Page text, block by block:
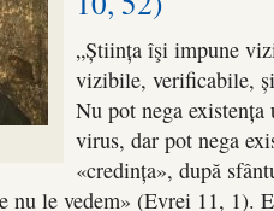
„Știința îşi impune
vizibile, verificabile,
Nu pot nega
virus, dar pot nega
«credința», după
nu le vedem» (Evrei 11, 1).